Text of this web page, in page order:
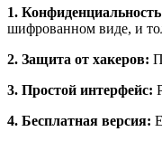
1.
шифрованном виде, и
2. Защита от хакеров:
3. Простой интерфейс:
4. Бесплатная версия: